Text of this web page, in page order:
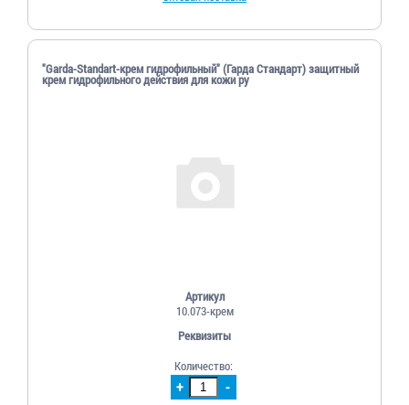
"Garda-Standart-крем гидрофильный" (Гарда Стандарт) защитный
крем гидрофильного действия для кожи ру
Артикул
10.073-крем
Реквизиты
+ -
Количество: